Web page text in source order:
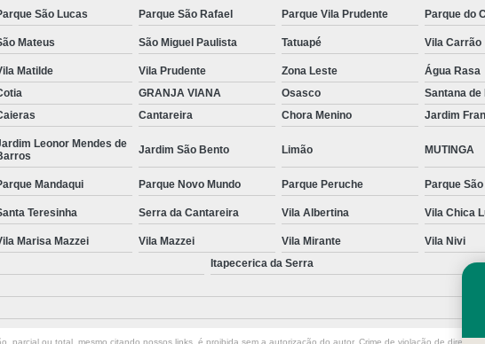
Reparo para Filtro de Piscina
São Lucas Parque São Rafael Parque Vila Prudente Parque do
Mateus São Miguel Paulista Tatuapé Vila Carrão
Matilde Vila Prudente Zona Leste
Água Rasa
GRANJA VIANA Osasco Santana de
Cantareira Chora Menino Jardim
Leonor Mendes de
Jardim São Bento Limão MUTINGA
Mandaqui Parque Novo Mundo Parque Peruche Parque
Teresinha Serra da Cantareira Vila Albertina Vila Chica
Marisa Mazzei Vila Mazzei Vila Mirante
Vila Nivi
Itapecerica da Serra
parcial ou total, mesmo citando nossos links, é proibida sem a autorização do autor. Crime de violação de direito